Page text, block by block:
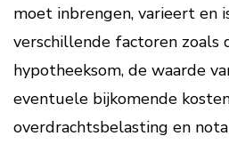
moet inbrengen, varieert en
verschillende factoren zoals
hypotheeksom, de waarde
eventuele bijkomende
overdrachtsbelasting en